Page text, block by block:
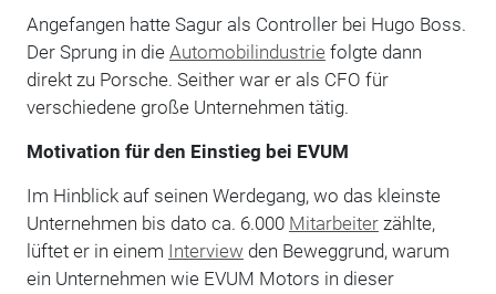
Angefangen hatte Sagur als Controller bei Hugo Boss.
Der Sprung in die Automobilindustrie folgte dann
direkt zu Porsche. Seither war er als CFO für
verschiedene große Unternehmen tätig.
Motivation für den Einstieg bei EVUM
Im Hinblick auf seinen Werdegang, wo das kleinste
Unternehmen bis dato ca. 6.000 Mitarbeiterzählte,
lüftet er in einem Interview den Beweggrund, warum
ein Unternehmen wie EVUM Motors in dieser